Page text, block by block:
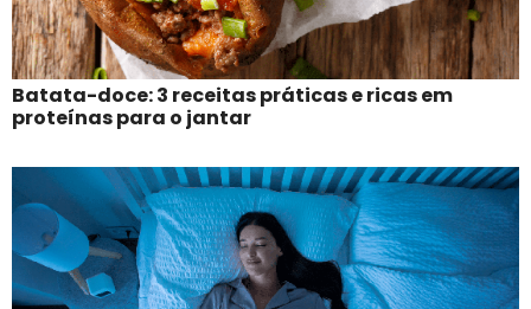
Batata-doce: 3 receitas práticas e ricas em
proteínas para o jantar